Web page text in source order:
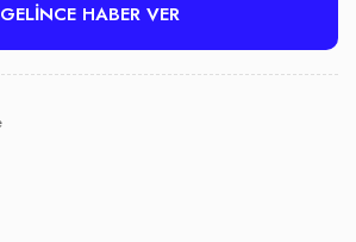
GELİNCE HABER VER